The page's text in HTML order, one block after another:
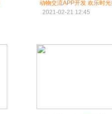
动物交流APP开发 欢乐时
2021-02-21 12:45